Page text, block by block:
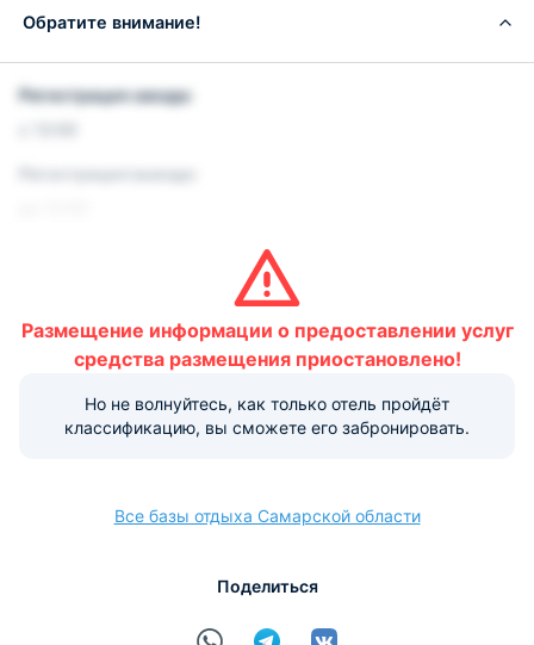
Обратите внимание!
Регистрация заезда:
Условия и правила проживания:
Размещение домашних животных не допускается.
Варианты оплаты, доступные на ресепшене:
Безналичный Visa Euro/Mastercard МИР
Размещение информации о предоставлении услуг
средства размещения приостановлено!
Но не волнуйтесь, как только отель пройдёт
классификацию, вы сможете его забронировать.
Все базы отдыха Самарской области
Поделиться